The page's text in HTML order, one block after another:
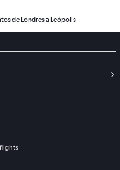
de Londres a Leópolis